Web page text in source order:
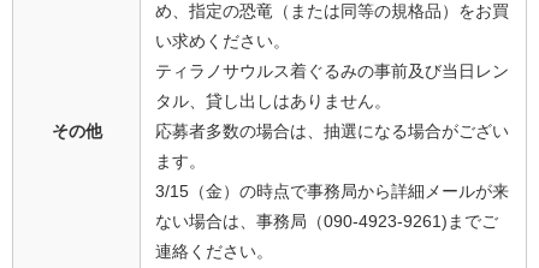
その他
め、指定の恐竜（または同等の規格品）をお買
い求めください。
ティラノサウルス着ぐるみの事前及び当日レン
タル、貸し出しはありません。
応募者多数の場合は、抽選になる場合がござい
ます。
3/15（金）の時点で事務局から詳細メールが来
ない場合は、事務局（090-4923-9261)までご
連絡ください。